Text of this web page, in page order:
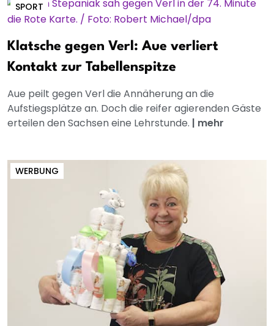
SPORT
Klatsche gegen Verl: Aue verliert
Kontakt zur Tabellenspitze
Aue peilt gegen Verl die Annäherung an die
Aufstiegsplätze an. Doch die reifer agierenden Gäste
erteilen den Sachsen eine Lehrstunde. | mehr
WERBUNG